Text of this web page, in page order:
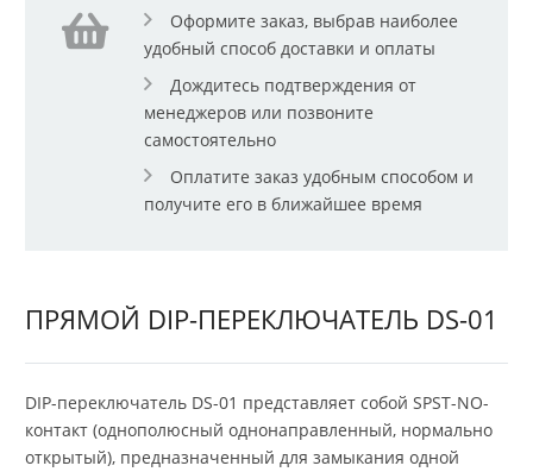
Оформите заказ, выбрав наиболее
удобный способ доставки и оплаты
Дождитесь подтверждения от
менеджеров или позвоните
самостоятельно
Оплатите заказ удобным способом и
получите его в ближайшее время
ПРЯМОЙ DIP-ПЕРЕКЛЮЧАТЕЛЬ DS-01
DIP-переключатель DS-01 представляет собой SPST-NO-
контакт (однополюсный однонаправленный, нормально
открытый), предназначенный для замыкания одной